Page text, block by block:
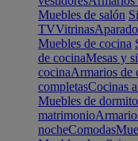
Muebles de salón
TVVitrinas
Muebles de cocina
de cocinaMesas y
cocinaArmarios de
completasCocinas
Muebles de
matrimonio
nocheComodas